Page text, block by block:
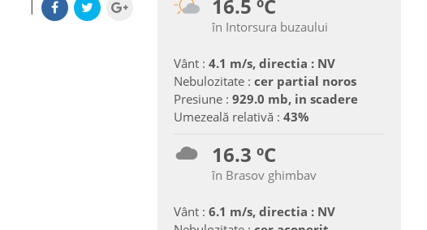
| 16.5 ºC
în Intorsura buzaului
Vânt : 4.1 m/s, directia : NV
Nebulozitate : cer partial noros
Presiune : 929.0 mb, in scadere
Umezeală relativă : 43%
16.3 ºC
în Brasov ghimbav
Vânt : 6.1 m/s, directia : NV